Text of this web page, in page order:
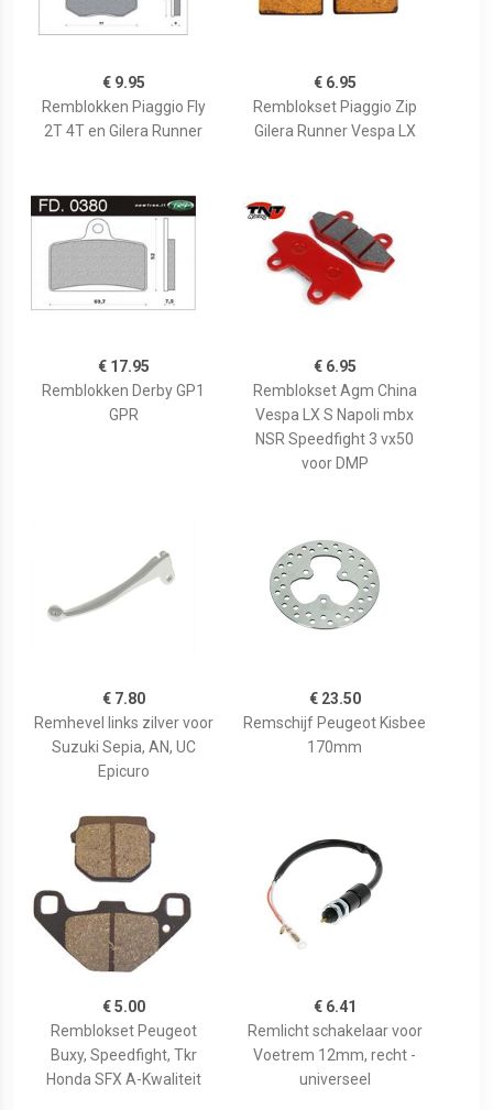
€ 9.95
Remblokken Piaggio Fly
2T 4T en Gilera Runner
€ 6.95
Remblokset Piaggio Zip
Gilera Runner Vespa LX
€ 17.95
Remblokken Derby GP1
GPR
€ 6.95
Remblokset Agm China
Vespa LX S Napoli mbx
NSR Speedfight 3 vx50
voor DMP
€ 7.80
Remhevel links zilver voor
Suzuki Sepia, AN, UC
Epicuro
€ 23.50
Remschijf Peugeot Kisbee
170mm
€ 5.00
Remblokset Peugeot
Buxy, Speedfight, Tkr
Honda SFX A-Kwaliteit
€ 6.41
Remlicht schakelaar voor
Voetrem 12mm, recht -
universeel